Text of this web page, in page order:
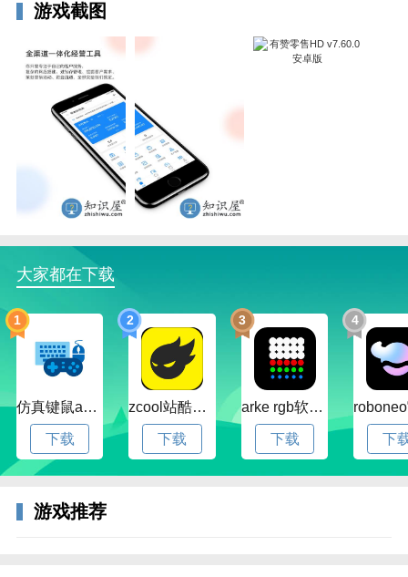
有赞零售HD功能介绍
进货管理功能，app能够帮助用户快速的进行进货；
商品管理功能，支持用户便捷的进行商品的上下架；
数据分析功能，app能够精确的为你分析营销的数据；
门店管理功能，支持用户在线进行门店的便捷管理操
作；
数据统计功能，可精确的为拟统计商铺的运营数据；
历史收益查看，可让用户在线查看自己历史收益记录。
有赞零售HD软件特色
游戏截图
大家都在下载
1
仿真键鼠app官方版下载v1.4.3.58 安卓最新版
下载
2
zcool站酷官方版下载v5.15.0 安卓最新版本
下载
3
arke rgb软件下载v20.0 安卓版
下载
4
下
游戏推荐